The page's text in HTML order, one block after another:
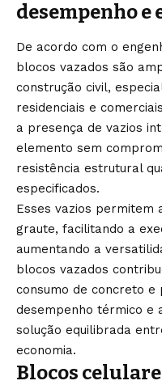
desempenho e
De acordo com o
blocos vazados são
construção civil,
residenciais e
a presença de vazios
elemento sem
resistência estrutural
especificados.
Esses vazios permitem
graute, facilitando a
aumentando a
blocos vazados
consumo de concreto
desempenho térmico e
solução equilibrada
economia.
Blocos